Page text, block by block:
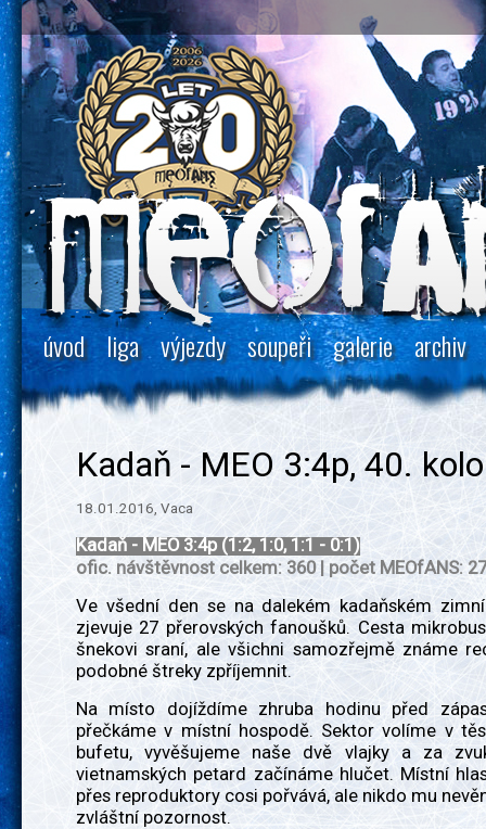
úvod liga výjezdy soupeři galerie archiv
Kadaň - MEO 3:4p, 40. kolo
18.01.2016, Vaca
Kadaň - MEO 3:4p (1:2, 1:0, 1:1 - 0:1)
ofic. návštěvnost celkem: 360 | počet MEOfANS: 27
Ve všední den se na dalekém kadaňském
zjevuje 27 přerovských fanoušků. Cesta
šnekovi sraní, ale všichni samozřejmě známe
podobné štreky zpříjemnit.
Na místo dojíždíme zhruba hodinu před
přečkáme v místní hospodě. Sektor volíme v
bufetu, vyvěšujeme naše dvě vlajky a za
vietnamských petard začínáme hlučet. Místní
přes reproduktory cosi pořvává, ale nikdo mu
zvláštní pozornost.